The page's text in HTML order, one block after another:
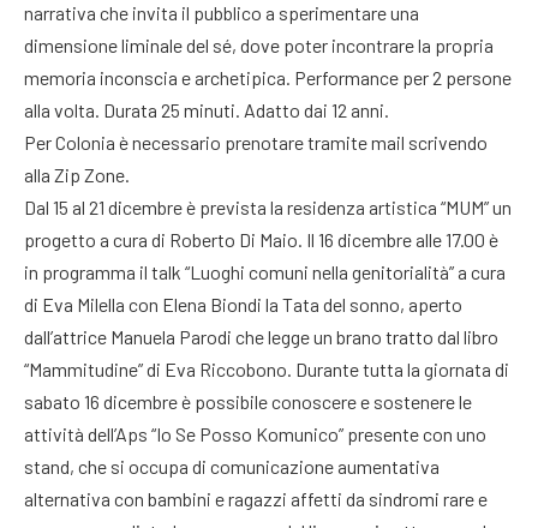
narrativa che invita il pubblico a sperimentare una
dimensione liminale del sé, dove poter incontrare la propria
memoria inconscia e archetipica. Performance per 2 persone
alla volta. Durata 25 minuti. Adatto dai 12 anni.
Per Colonia è necessario prenotare tramite mail scrivendo
alla Zip Zone.
Dal 15 al 21 dicembre è prevista la residenza artistica “MUM” un
progetto a cura di Roberto Di Maio. Il 16 dicembre alle 17.00 è
in programma il talk “Luoghi comuni nella genitorialità” a cura
di Eva Milella con Elena Biondi la Tata del sonno, aperto
dall’attrice Manuela Parodi che legge un brano tratto dal libro
“Mammitudine” di Eva Riccobono. Durante tutta la giornata di
sabato 16 dicembre è possibile conoscere e sostenere le
attività dell’Aps “Io Se Posso Komunico” presente con uno
stand, che si occupa di comunicazione aumentativa
alternativa con bambini e ragazzi affetti da sindromi rare e